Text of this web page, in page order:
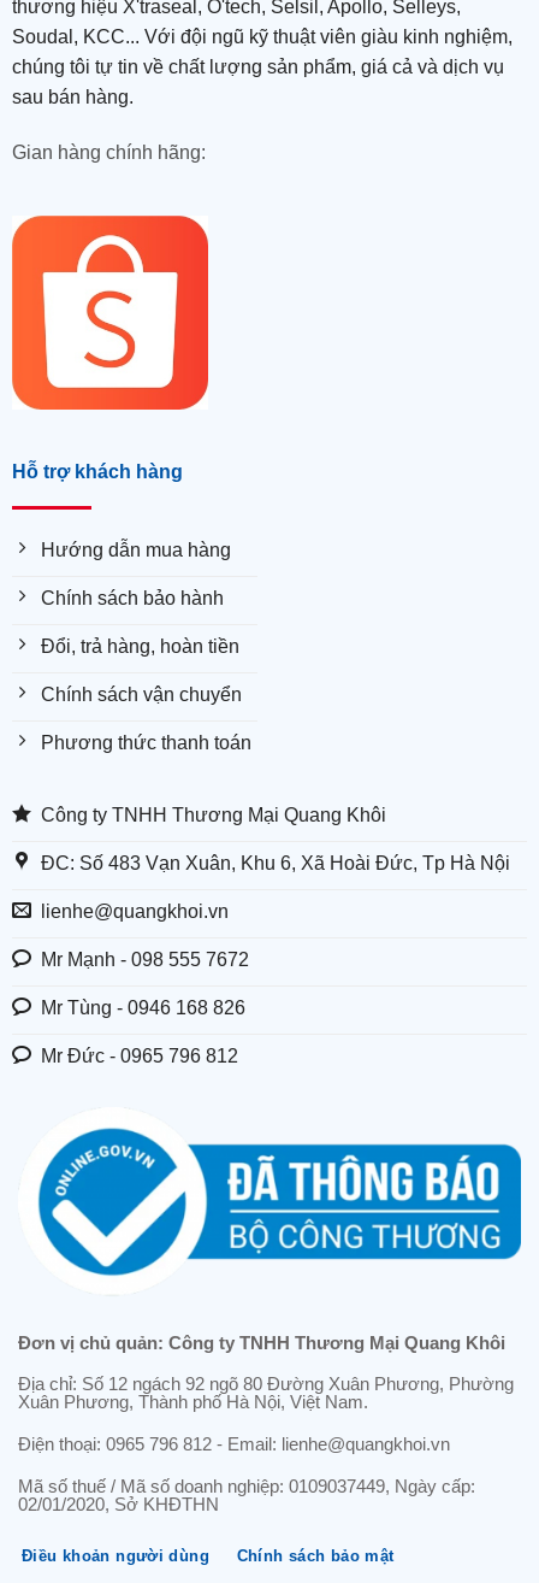
thương hiệu X'traseal, O'tech, Selsil, Apollo, Selleys,
Soudal, KCC... Với đội ngũ kỹ thuật viên giàu kinh nghiệm,
chúng tôi tự tin về chất lượng sản phẩm, giá cả và dịch vụ
sau bán hàng.
Gian hàng chính hãng:
Hỗ trợ khách hàng
Hướng dẫn mua hàng
Chính sách bảo hành
Đổi, trả hàng, hoàn tiền
Chính sách vận chuyển
Phương thức thanh toán
Công ty TNHH Thương Mại Quang Khôi
ĐC: Số 483 Vạn Xuân, Khu 6, Xã Hoài Đức, Tp Hà Nội
lienhe@quangkhoi.vn
Mr Mạnh - 098 555 7672
Mr Tùng - 0946 168 826
Mr Đức - 0965 796 812
Đơn vị chủ quản: Công ty TNHH Thương Mại Quang Khôi
Địa chỉ: Số 12 ngách 92 ngõ 80 Đường Xuân Phương, Phường
Xuân Phương, Thành phố Hà Nội, Việt Nam.
Điện thoại: 0965 796 812 - Email: lienhe@quangkhoi.vn
Mã số thuế / Mã số doanh nghiệp: 0109037449, Ngày cấp:
02/01/2020, Sở KHĐTHN
Điều khoản người dùng Chính sách bảo mật